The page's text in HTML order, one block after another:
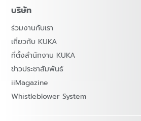
บริษัท
ร่วมงานกับเรา
เกี่ยวกับ KUKA
ที่ตั้งสำนักงาน KUKA
ข่าวประชาสัมพันธ์
iiMagazine
Whistleblower System